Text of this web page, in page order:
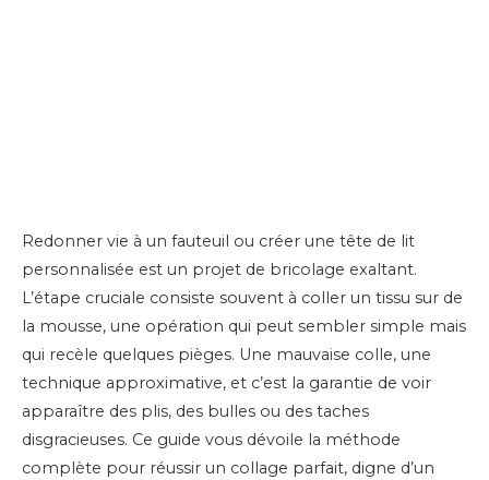
Redonner vie à un fauteuil ou créer une tête de lit
personnalisée est un projet de bricolage exaltant.
L’étape cruciale consiste souvent à coller un tissu sur de
la mousse, une opération qui peut sembler simple mais
qui recèle quelques pièges. Une mauvaise colle, une
technique approximative, et c’est la garantie de voir
apparaître des plis, des bulles ou des taches
disgracieuses. Ce guide vous dévoile la méthode
complète pour réussir un collage parfait, digne d’un